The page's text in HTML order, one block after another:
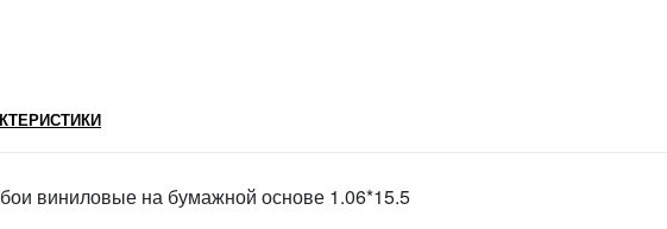
виниловые на бумажной основе 1.06*15.5